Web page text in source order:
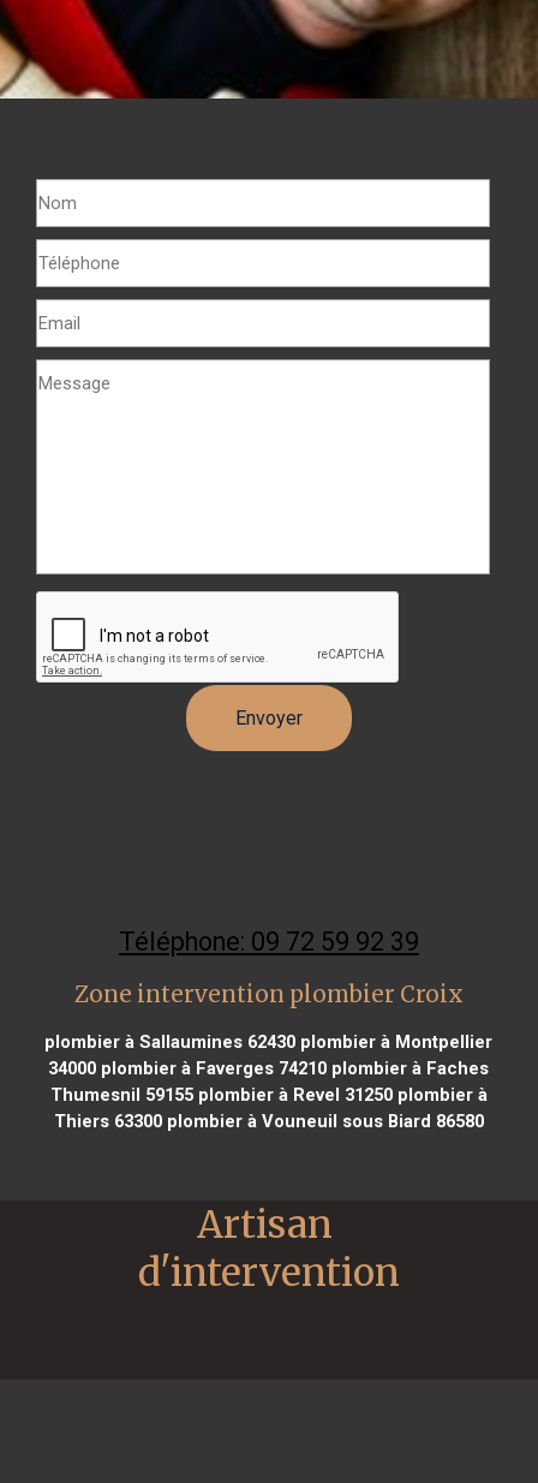
Téléphone: 09 72 59 92 39
Zone intervention plombier Croix
plombier à Sallaumines 62430 plombier à Montpellier
34000 plombier à Faverges 74210 plombier à Faches
Thumesnil 59155plombier à Revel 31250plombier à
Thiers 63300plombier à Vouneuil sous Biard 86580
Artisan
d'intervention